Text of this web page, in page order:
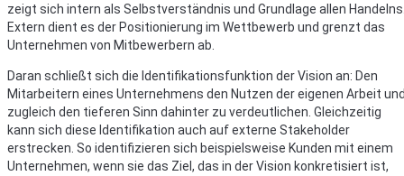
zeigt sich intern als Selbstverständnis und Grundlage allen
Extern dient es der Positionierung im Wettbewerb und grenzt das
Unternehmen von Mitbewerbern ab.
Daran schließt sich die Identifikationsfunktion der Vision an: Den
Mitarbeitern eines Unternehmens den Nutzen der eigenen Arbeit
zugleich den tieferen Sinn dahinter zu verdeutlichen. Gleichzeitig
kann sich diese Identifikation auch auf externe Stakeholder
erstrecken. So identifizieren sich beispielsweise Kunden mit einem
Unternehmen, wenn sie das Ziel, das in der Vision konkretisiert ist,